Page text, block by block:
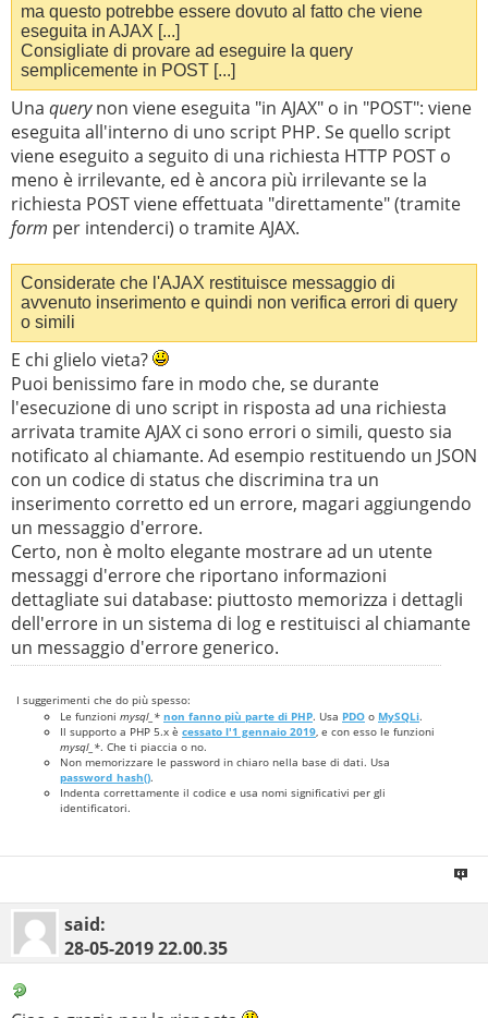
ma questo potrebbe essere dovuto al fatto che viene
eseguita in AJAX [...]
Consigliate di provare ad eseguire la query
semplicemente in POST [...]
Una querynon viene eseguita "in AJAX" o in "POST": viene
eseguita all'interno di uno script PHP. Se quello script
viene eseguito a seguito di una richiesta HTTP POST o
meno è irrilevante, ed è ancora più irrilevante se la
richiesta POST viene effettuata "direttamente" (tramite
form per intenderci) o tramite AJAX.
Considerate che l'AJAX restituisce messaggio di
avvenuto inserimento e quindi non verifica errori di query
o simili
E chi glielo vieta?
Puoi benissimo fare in modo che, se durante
l'esecuzione di uno script in risposta ad una richiesta
arrivata tramite AJAX ci sono errori o simili, questo sia
notificato al chiamante. Ad esempio restituendo un JSON
con un codice di status che discrimina tra un
inserimento corretto ed un errore, magari aggiungendo
un messaggio d'errore.
Certo, non è molto elegante mostrare ad un utente
messaggi d'errore che riportano informazioni
dettagliate sui database: piuttosto memorizza i dettagli
dell'errore in un sistema di log e restituisci al chiamante
un messaggio d'errore generico.
I suggerimenti che do più spesso:
Le funzioni mysql_* non fanno più parte di PHP. Usa PDO o MySQLi.
Il supporto a PHP 5.x è cessato l'1 gennaio 2019 , e con esso le funzioni
mysql_*. Che ti piaccia o no.
Non memorizzare le password in chiaro nella base di dati. Usa
password_hash().
Indenta correttamente il codice e usa nomi significativi per gli
identificatori.
said:
28-05-201922.00.35